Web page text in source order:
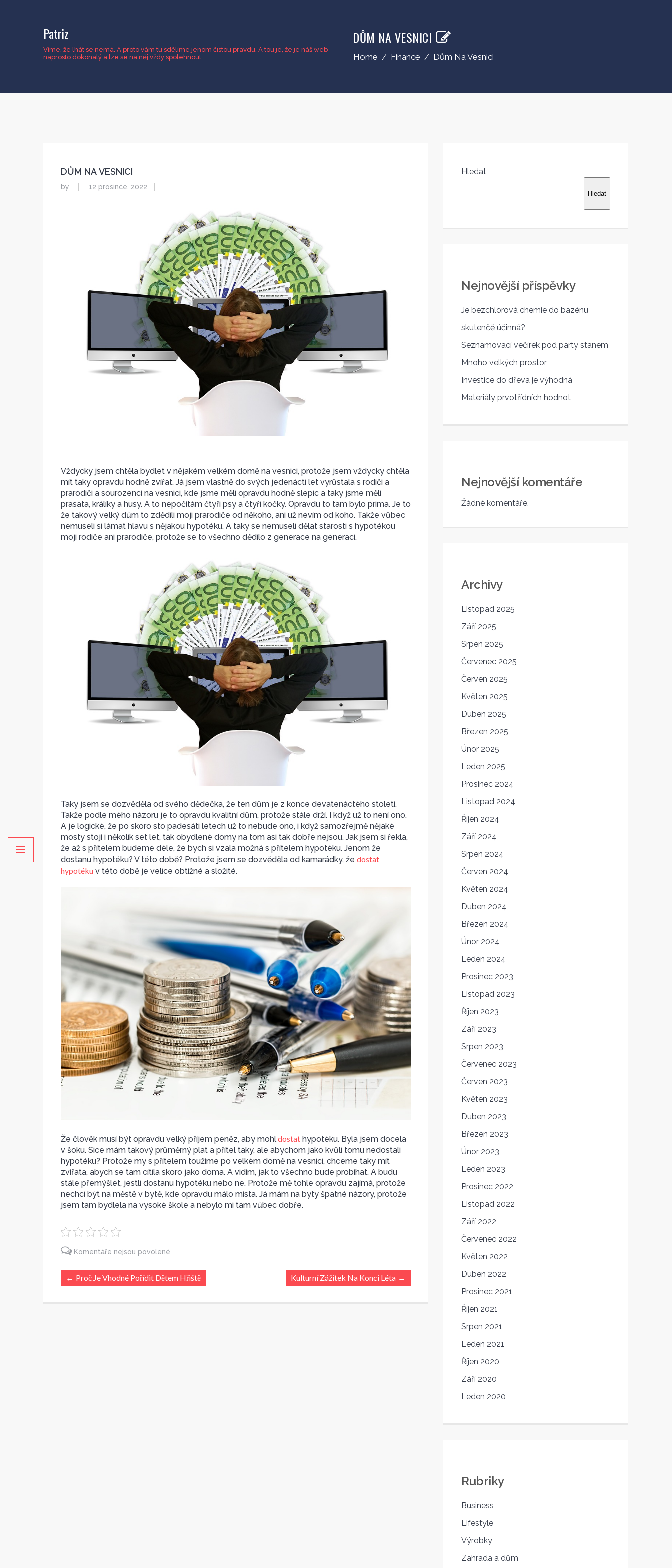
Patriz
Víme, že lhát se nemá. A proto vám tu sdělíme jenom čistou pravdu. A tou je, že je náš web
naprosto dokonalý a lze se na něj vždy spolehnout.
DŮM NA VESNICI
Home / Finance / Dům Na Vesnici
DŮM NA VESNICI
by 12 prosince, 2022
Vždycky jsem chtěla bydlet v nějakém velkém domě na vesnici, protože jsem vždycky chtěla
mít taky opravdu hodně zvířat. Já jsem vlastně do svých jedenácti let vyrůstala s rodiči a
prarodiči a sourozenci na vesnici, kde jsme měli opravdu hodně slepic a taky jsme měli
prasata, králíky a husy. A to nepočítám čtyři psy a čtyři kočky. Opravdu to tam bylo prima. Je to
že takový velký dům to zdědili moji prarodiče od někoho, ani už nevím od koho. Takže vůbec
nemuseli si lámat hlavu s nějakou hypotéku. A taky se nemuseli dělat starosti s hypotékou
moji rodiče ani prarodiče, protože se to všechno dědilo z generace na generaci.
Taky jsem se dozvěděla od svého dědečka, že ten dům je z konce devatenáctého století.
Takže podle mého názoru je to opravdu kvalitní dům, protože stále drží. I když už to není ono.
A je logické, že po skoro sto padesáti letech už to nebude ono, i když samozřejmě nějaké
mosty stojí i několik set let, tak obydlené domy na tom asi tak dobře nejsou. Jak jsem si řekla,
že až s přítelem budeme déle, že bych si vzala možná s přítelem hypotéku. Jenom že
dostanu hypotéku? V této době? Protože jsem se dozvěděla od kamarádky, že dostat
hypotéku v této době je velice obtížné a složité.
Že člověk musí být opravdu velký příjem peněz, aby mohldostat hypotéku. Byla jsem docela
v šoku. Sice mám takový průměrný plat a přítel taky, ale abychom jako kvůli tomu nedostali
hypotéku? Protože my s přítelem toužíme po velkém domě na vesnici, chceme taky mít
zvířata, abych se tam cítila skoro jako doma. A vidím, jak to všechno bude probíhat. A budu
stále přemýšlet, jestli dostanu hypotéku nebo ne. Protože mě tohle opravdu zajímá, protože
nechci být na městě v bytě, kde opravdu málo místa. Já mám na byty špatné názory, protože
jsem tam bydlela na vysoké škole a nebylo mi tam vůbec dobře.
Komentáře nejsou povolené
textu
← Proč Je Vhodné Pořídit Dětem Hřiště Kulturní Zážitek Na Konci Léta →
Hledat
Hledat
Nejnovější příspěvky
Je bezchlorová chemie do bazénu
skutenčě účinná?
Seznamovací večírek pod party stanem
Mnoho velkých prostor
Investice do dřeva je výhodná
Materiály prvotřídních hodnot
Nejnovější komentáře
Žádné komentáře.
Archivy
Listopad 2025
Září 2025
Srpen 2025
Červenec 2025
Červen 2025
Květen 2025
Duben 2025
Březen 2025
Únor 2025
Leden 2025
Prosinec 2024
Listopad 2024
Říjen 2024
Září 2024
Srpen 2024
Červen 2024
Květen 2024
Duben 2024
Březen 2024
Únor 2024
Leden 2024
Prosinec 2023
Listopad 2023
Říjen 2023
Září 2023
Srpen 2023
Červenec 2023
Červen 2023
Květen 2023
Duben 2023
Březen 2023
Únor 2023
Leden 2023
Prosinec 2022
Listopad 2022
Září 2022
Červenec 2022
Květen 2022
Duben 2022
Prosinec 2021
Říjen 2021
Srpen 2021
Leden 2021
Říjen 2020
Září 2020
Leden 2020
Rubriky
Business
Lifestyle
Výrobky
Zahrada a dům